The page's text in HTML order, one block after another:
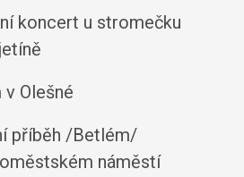
koncert u stromečku
Olešné
příběh /Betlém/
náměstí